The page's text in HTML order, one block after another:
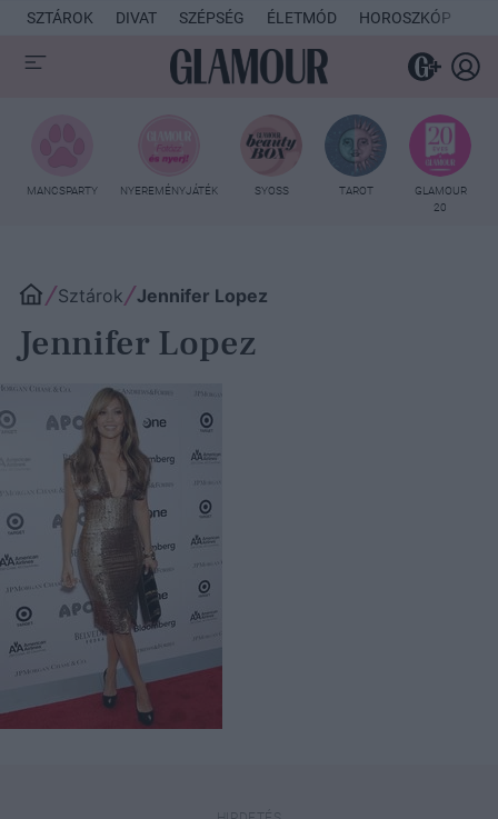
SZTÁROK DIVAT SZÉPSÉG ÉLETMÓD HOROSZKÓP
MANCSPARTY NYEREMÉNYJÁTÉK SYOSS TAROT
GLAMOUR
20
Sztárok Jennifer Lopez
Jennifer Lopez